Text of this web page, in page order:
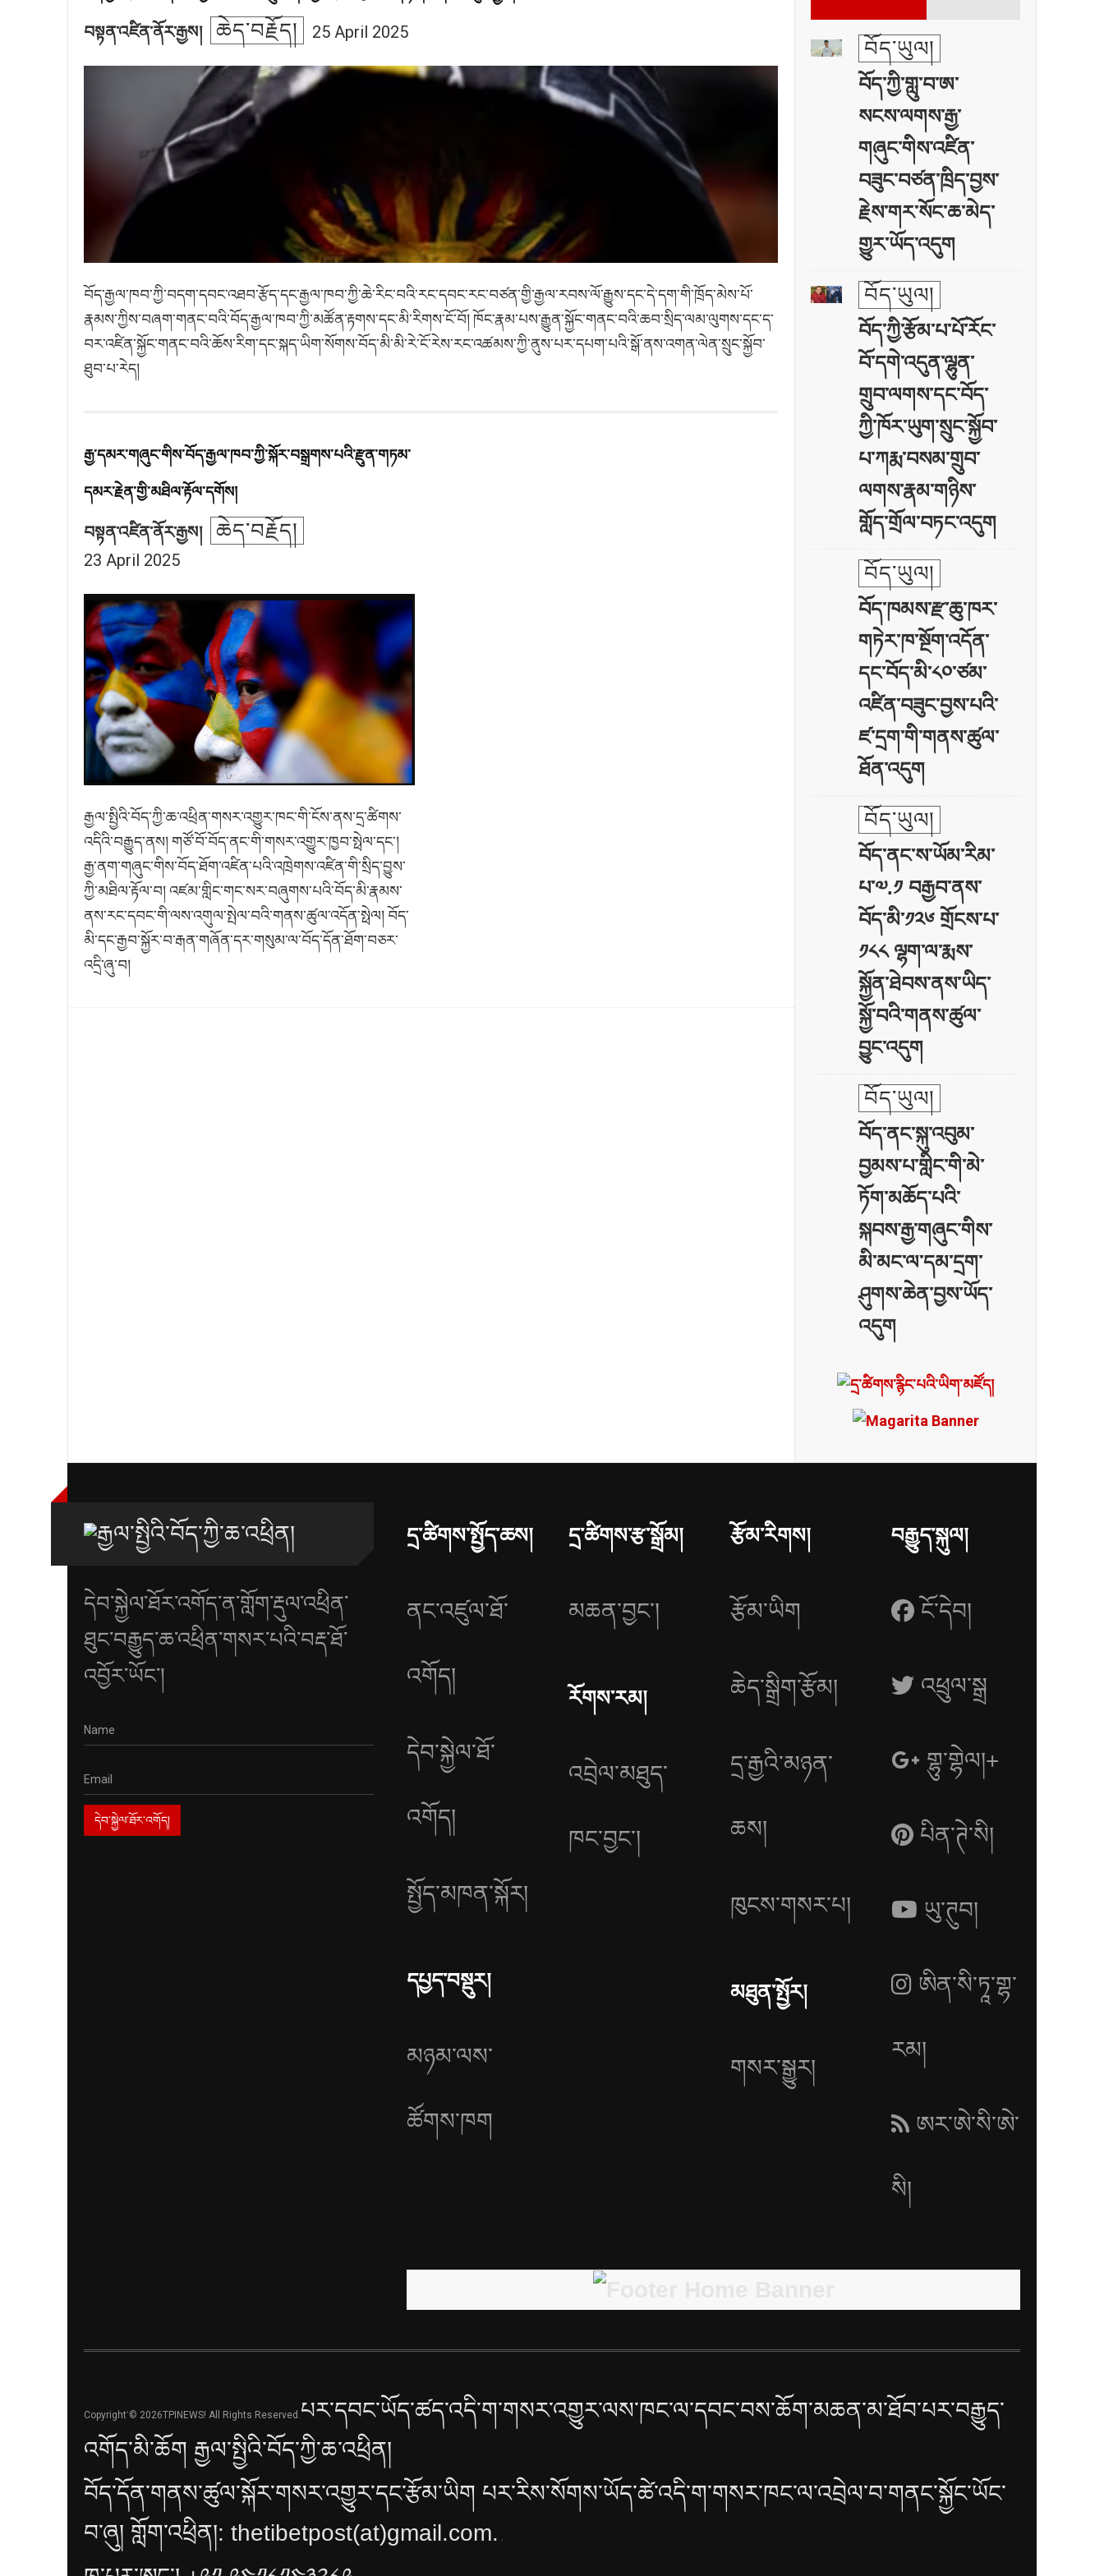
བསྟན་འཛིན་ནོར་རྒྱས། ཆེད་བརྗོད། 25 April 2025
བོད་རྒྱལ་ཁབ་ཀྱི་བདག་དབང་འཐབ་རྩོད་དང་རྒྱལ་ཁབ་ཀྱི་ཆེ་རིང་བའི་རང་དབང་རང་བཙན་གྱི་རྒྱལ་རབས་ལོ་རྒྱུས་དང་དེ་དག་གི་ཁྲོད་མེས་པོ་
རྣམས་ཀྱིས་བཞག་གནང་བའི་བོད་རྒྱལ་ཁབ་ཀྱི་མཚོན་རྟགས་དང་མི་རིགས་ངོ་བོ། ཁོང་རྣམ་པས་རྒྱུན་སྐྱོང་གནང་བའི་ཆབ་སྲིད་ལམ་ལུགས་དང་ད་
བར་འཛིན་སྐྱོང་གནང་བའི་ཆོས་རིག་དང་སྐད་ཡིག་སོགས་བོད་མི་མི་རེ་ངོ་རེས་རང་འཚམས་ཀྱི་ནུས་པར་དཔག་པའི་སྒོ་ནས་འགན་ལེན་སྲུང་སྐྱོབ་
ཐུབ་པ་རེད།
རྒྱ་དམར་གཞུང་གིས་བོད་རྒྱལ་ཁབ་ཀྱི་སྐོར་བསྒྲགས་པའི་རྫུན་གཏམ་
དམར་རྗེན་གྱི་མཐིལ་རྟོལ་དགོས།
བསྟན་འཛིན་ནོར་རྒྱས། ཆེད་བརྗོད།
23 April 2025
རྒྱལ་སྤྱིའི་བོད་ཀྱི་ཆ་འཕྲིན་གསར་འགྱུར་ཁང་གི་ངོས་ནས་དྲ་ཚིགས་
འདིའི་བརྒྱུད་ནས། གཙོ་བོ་བོད་ནང་གི་གསར་འགྱུར་ཁྱབ་སྥེལ་དང༌།
རྒྱ་ནག་གཞུང་གིས་བོད་ཐོག་འཛིན་པའི་འཁྲེགས་འཛིན་གི་སྲིད་བྱུས་
ཀྱི་མཐིལ་རྟོལ་བ། འཛམ་གླིང་གང་སར་བཞུགས་པའི་བོད་མི་རྣམས་
ནས་རང་དབང་གི་ལས་འགུལ་སྤེལ་བའི་གནས་ཚུལ་འདོན་སྥེལ། བོད་
མི་དང་རྒྱབ་སྐྱོར་བ་རྒན་གཞོན་དར་གསུམ་ལ་བོད་དོན་ཐོག་བཅར་
འདྲི་ཞུ་བ།
བོད་ཡུལ།
བོད་ཀྱི་གླུ་བ་ཨ་
སངས་ལགས་རྒྱ་
གཞུང་གིས་འཛིན་
བཟུང་བཙན་ཁྲིད་བྱས་
རྗེས་གར་སོང་ཆ་མེད་
གྱུར་ཡོད་འདུག
བོད་ཡུལ།
བོད་ཀྱི་རྩོམ་པ་པོ་རོང་
བོ་དགེ་འདུན་ལྷུན་
གྲུབ་ལགས་དང་བོད་
ཀྱི་ཁོར་ཡུག་སྲུང་སྐྱོབ་
པ་ཀརྨ་བསམ་གྲུབ་
ལགས་རྣམ་གཉིས་
གློད་གྲོལ་བཏང་འདུག
བོད་ཡུལ།
བོད་ཁམས་རྫ་ཆུ་ཁར་
གཏེར་ཁ་སྔོག་འདོན་
དང་བོད་མི་༨༠་ཙམ་
འཛིན་བཟུང་བྱས་པའི་
ཛ་དྲག་གི་གནས་ཚུལ་
ཐོན་འདུག
བོད་ཡུལ།
བོད་ནང་ས་ཡོམ་རིམ་
པ་༧.༡ བརྒྱབ་ནས་
བོད་མི་༡༢༦ གྲོངས་པ་
༡༨༨ ལྷག་ལ་རྨས་
སྐྱོན་ཐེབས་ནས་ཡིད་
སྐྱོ་བའི་གནས་ཚུལ་
བྱུང་འདུག
བོད་ཡུལ།
བོད་ནང་སྐུ་འབུམ་
བྱམས་པ་གླིང་གི་མེ་
ཏོག་མཆོད་པའི་
སྐབས་རྒྱ་གཞུང་གིས་
མི་མང་ལ་དམ་དྲག་
ཤུགས་ཆེན་བྱས་ཡོད་
འདུག
དེབ་སྐྱེལ་ཐོར་འགོད་ན་གློག་རྡུལ་འཕྲིན་
ཐུང་བརྒྱུད་ཆ་འཕྲིན་གསར་པའི་བརྡ་ཐོ་
འབྱོར་ཡོང་།
དྲ་ཚིགས་སྤྱོད་ཆས།
ནང་འཛུལ་ཐོ་
འགོད།
དེབ་སྐྱེལ་ཐོ་
འགོད།
སྤྱོད་མཁན་སྐོར།
དཔྱད་བསྡུར།
མཉམ་ལས་
ཚོགས་ཁག
དྲ་ཚིགས་རྩ་སྒྲོམ།
མཆན་བྱང༌།
རོགས་རམ།
འབྲེལ་མཐུད་
ཁང་བྱང༌།
རྩོམ་རིགས།
རྩོམ་ཡིག
ཆེད་སྒྲིག་རྩོམ།
དྲ་རྒྱའི་མཉན་
ཆས།
ཁུངས་གསར་པ།
མཐུན་སྤྱོར།
གསར་སྒྱུར།
བརྒྱུད་སྐུལ།
ངོ་དེབ།
འཕྲུལ་སྒྲ
གྷུ་གྷེལ།+
པིན་ཊེ་སི།
ཡུ་ཊུབ།
ཨིན་སི་ཏཱ་གྷ་
རམ།
ཨར་ཨེ་སི་ཨེ་
སི།
Copyright་© 2026TPINEWS! All Rights Reserved.པར་དབང་ཡོད་ཚད་འདི་ག་གསར་འགྱུར་ལས་ཁང་ལ་དབང་བས་ཆོག་མཆན་མ་ཐོབ་པར་བརྒྱུད་
འགོད་མི་ཆོག རྒྱལ་སྤྱིའི་བོད་ཀྱི་ཆ་འཕྲིན།
བོད་དོན་གནས་ཚུལ་སྐོར་གསར་འགྱུར་དང་རྩོམ་ཡིག པར་རིས་སོགས་ཡོད་ཚེ་འདི་ག་གསར་ཁང་ལ་འབྲེལ་བ་གནང་སྐྱོང་ཡོང་
བ་ཞུ། གློག་འཕྲིན།: thetibetpost(at)gmail.com. .